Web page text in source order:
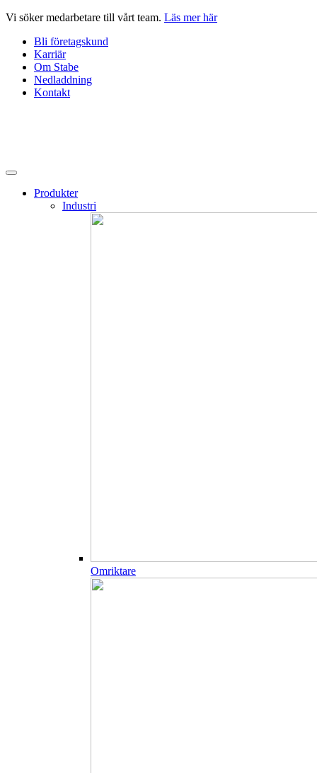
Hoppa
innehåll
Vi söker medarbetare till vårt team. Läs mer här
Bli företagskund
Karriär
Om Stabe
Nedladdning
Kontakt
Produkter
Industri
Omriktare